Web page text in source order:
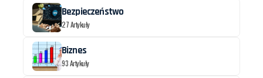
Bezpieczeństwo
27 Artykuły
Biznes
93 Artykuły